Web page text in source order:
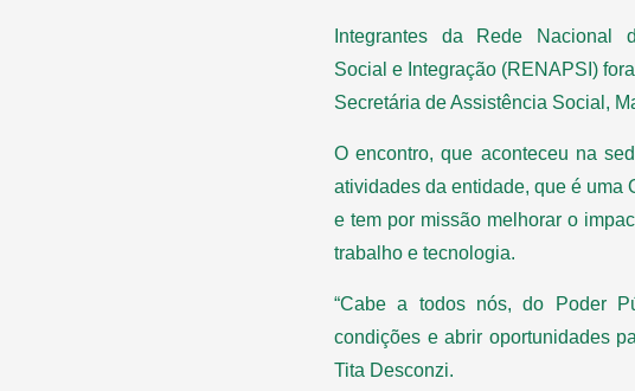
Integrantes da Rede Nacional
Social e Integração (RENAPSI)
Secretária de Assistência Social,
O encontro, que aconteceu na
atividades da entidade, que é uma
e tem por missão melhorar o
trabalho e tecnologia.
“Cabe a todos nós, do Poder
condições e abrir oportunidades
Tita Desconzi.